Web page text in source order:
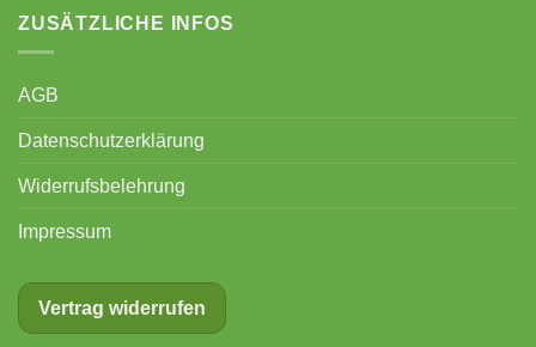
ZUSÄTZLICHE INFOS
AGB
Datenschutzerklärung
Widerrufsbelehrung
Impressum
Vertrag widerrufen